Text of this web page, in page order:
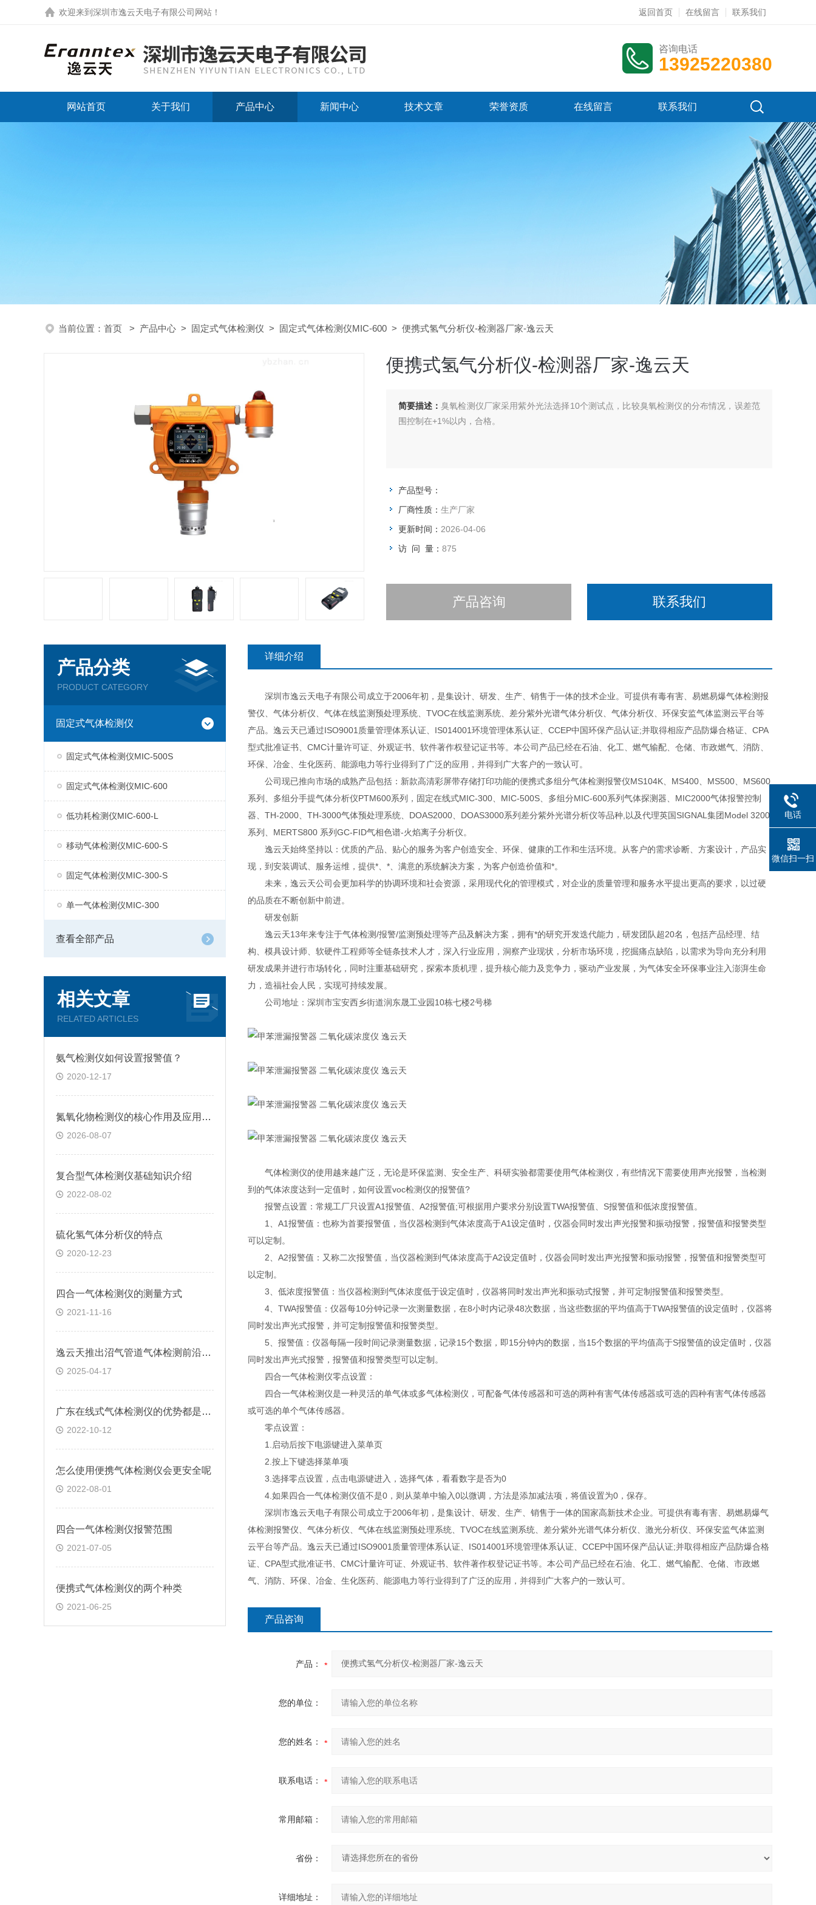
欢迎来到 深圳市逸云天电子有限公司网站 ！ 返回首页 在线留言 联系我们
咨询电话
13925220380
网站首页 关于我们 产品中心 新闻中心 技术文章 荣誉资质 在线留言 联系我们
当前位置： 首页 > 产品中心 > 固定式气体检测仪 > 固定式气体检测仪MIC-600 > 便携式氢气分析仪-检测器厂家-逸云天
便携式氢气分析仪-检测器厂家-逸云天
简要描述： 臭氧检测仪厂家采用紫外光法选择10个测试点，比较臭氧检测仪的分布情况，误差范
围控制在+1%以内，合格。
产品型号：
厂商性质： 生产厂家
更新时间： 2026-04-06
访 问 量： 875
产品咨询 联系我们
产品分类
PRODUCT CATEGORY
固定式气体检测仪
固定式气体检测仪MIC-500S
固定式气体检测仪MIC-600
低功耗检测仪MIC-600-L
移动气体检测仪MIC-600-S
固定气体检测仪MIC-300-S
单一气体检测仪MIC-300
查看全部产品
相关文章
RELATED ARTICLES
氨气检测仪如何设置报警值？
2020-12-17
氮氧化物检测仪的核心作用及应用场景
2026-08-07
复合型气体检测仪基础知识介绍
2022-08-02
硫化氢气体分析仪的特点
2020-12-23
四合一气体检测仪的测量方式
2021-11-16
逸云天推出沼气管道气体检测前沿解决方案
2025-04-17
广东在线式气体检测仪的优势都是什么
2022-10-12
怎么使用便携气体检测仪会更安全呢
2022-08-01
四合一气体检测仪报警范围
2021-07-05
便携式气体检测仪的两个种类
2021-06-25
详细介绍
深圳市逸云天电子有限公司成立于2006年初，是集设计、研发、生产、销售于一体的技术企业。可提供有毒有害、易燃易爆气体检测报
警仪、气体分析仪、气体在线监测预处理系统、TVOC在线监测系统、差分紫外光谱气体分析仪、气体分析仪、环保安监气体监测云平台等
产品。逸云天已通过ISO9001质量管理体系认证、IS014001环境管理体系认证、CCEP中国环保产品认证;并取得相应产品防爆合格证、CPA
型式批准证书、CMC计量许可证、外观证书、软件著作权登记证书等。本公司产品已经在石油、化工、燃气输配、仓储、市政燃气、消防、
环保、冶金、生化医药、能源电力等行业得到了广泛的应用，并得到广大客户的一致认可。
公司现已推向市场的成熟产品包括：新款高清彩屏带存储打印功能的便携式多组分气体检测报警仪MS104K、MS400、MS500、MS600
系列、多组分手提气体分析仪PTM600系列，固定在线式MIC-300、MIC-500S、多组分MIC-600系列气体探测器、MIC2000气体报警控制
器、TH-2000、TH-3000气体预处理系统、DOAS2000、DOAS3000系列差分紫外光谱分析仪等品种,以及代理英国SIGNAL集团Model 3200
系列、MERTS800 系列GC-FID气相色谱-火焰离子分析仪。
逸云天始终坚持以：优质的产品、贴心的服务为客户创造安全、环保、健康的工作和生活环境。从客户的需求诊断、方案设计，产品实
现，到安装调试、服务运维，提供*、*、满意的系统解决方案，为客户创造价值和*。
未来，逸云天公司会更加科学的协调环境和社会资源，采用现代化的管理模式，对企业的质量管理和服务水平提出更高的要求，以过硬
的品质在不断创新中前进。
研发创新
逸云天13年来专注于气体检测/报警/监测预处理等产品及解决方案，拥有*的研究开发迭代能力，研发团队超20名，包括产品经理、结
构、模具设计师、软硬件工程师等全链条技术人才，深入行业应用，洞察产业现状，分析市场环境，挖掘痛点缺陷，以需求为导向充分利用
研发成果并进行市场转化，同时注重基础研究，探索本质机理，提升核心能力及竞争力，驱动产业发展，为气体安全环保事业注入澎湃生命
力，造福社会人民，实现可持续发展。
公司地址：深圳市宝安西乡街道润东晟工业园10栋七楼2号梯
气体检测仪的使用越来越广泛，无论是环保监测、安全生产、科研实验都需要使用气体检测仪，有些情况下需要使用声光报警，当检测
到的气体浓度达到一定值时，如何设置voc检测仪的报警值?
报警点设置：常规工厂只设置A1报警值、A2报警值;可根据用户要求分别设置TWA报警值、S报警值和低浓度报警值。
1、A1报警值：也称为首要报警值，当仪器检测到气体浓度高于A1设定值时，仪器会同时发出声光报警和振动报警，报警值和报警类型
可以定制。
2、A2报警值：又称二次报警值，当仪器检测到气体浓度高于A2设定值时，仪器会同时发出声光报警和振动报警，报警值和报警类型可
以定制。
3、低浓度报警值：当仪器检测到气体浓度低于设定值时，仪器将同时发出声光和振动式报警，并可定制报警值和报警类型。
4、TWA报警值：仪器每10分钟记录一次测量数据，在8小时内记录48次数据，当这些数据的平均值高于TWA报警值的设定值时，仪器将
同时发出声光式报警，并可定制报警值和报警类型。
5、报警值：仪器每隔一段时间记录测量数据，记录15个数据，即15分钟内的数据，当15个数据的平均值高于S报警值的设定值时，仪器
同时发出声光式报警，报警值和报警类型可以定制。
四合一气体检测仪零点设置：
四合一气体检测仪是一种灵活的单气体或多气体检测仪，可配备气体传感器和可选的两种有害气体传感器或可选的四种有害气体传感器
或可选的单个气体传感器。
零点设置：
1.启动后按下电源键进入菜单页
2.按上下键选择菜单项
3.选择零点设置，点击电源键进入，选择气体，看看数字是否为0
4.如果四合一气体检测仪值不是0，则从菜单中输入0以微调，方法是添加减法项，将值设置为0，保存。
深圳市逸云天电子有限公司成立于2006年初，是集设计、研发、生产、销售于一体的国家高新技术企业。可提供有毒有害、易燃易爆气
体检测报警仪、气体分析仪、气体在线监测预处理系统、TVOC在线监测系统、差分紫外光谱气体分析仪、激光分析仪、环保安监气体监测
云平台等产品。逸云天已通过ISO9001质量管理体系认证、IS014001环境管理体系认证、CCEP中国环保产品认证;并取得相应产品防爆合格
证、CPA型式批准证书、CMC计量许可证、外观证书、软件著作权登记证书等。本公司产品已经在石油、化工、燃气输配、仓储、市政燃
气、消防、环保、冶金、生化医药、能源电力等行业得到了广泛的应用，并得到广大客户的一致认可。
产品咨询
产品：
您的单位：
您的姓名：
联系电话：
常用邮箱：
省份：
详细地址：
电话
微信扫一扫